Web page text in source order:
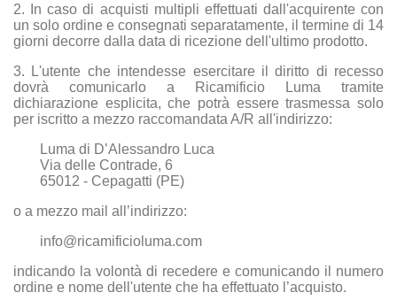
2. In caso di acquisti multipli effettuati dall'acquirente con
un solo ordine e consegnati separatamente, il termine di 14
giorni decorre dalla data di ricezione dell'ultimo prodotto.
3. L'utente che intendesse esercitare il diritto di recesso
dovrà comunicarlo a Ricamificio Luma tramite
dichiarazione esplicita, che potrà essere trasmessa solo
per iscritto a mezzo raccomandata A/R all'indirizzo:
Luma di D’Alessandro Luca
Via delle Contrade, 6
65012 - Cepagatti (PE)
o a mezzo mail all’indirizzo:
info@ricamificioluma.com
indicando la volontà di recedere e comunicando il numero
ordine e nome dell'utente che ha effettuato l’acquisto.